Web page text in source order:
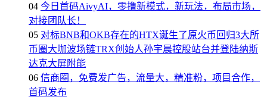
04 今日首码AivyAI，零撸新模式，新玩法，布局市场，
对接团队长！
05 对标BNB和OKB存在的HTX诞生了原火币回归3大所
币圈大咖波场链TRX创始人孙宇晨控股站台并登陆纳斯
达克大屏附能
06 信商圈，免费发广告，流量大，精准粉，项目合作，
首码发布